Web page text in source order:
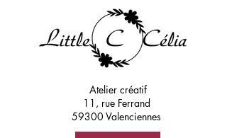
Atelier créatif
11, rue Ferrand
59300 Valenciennes